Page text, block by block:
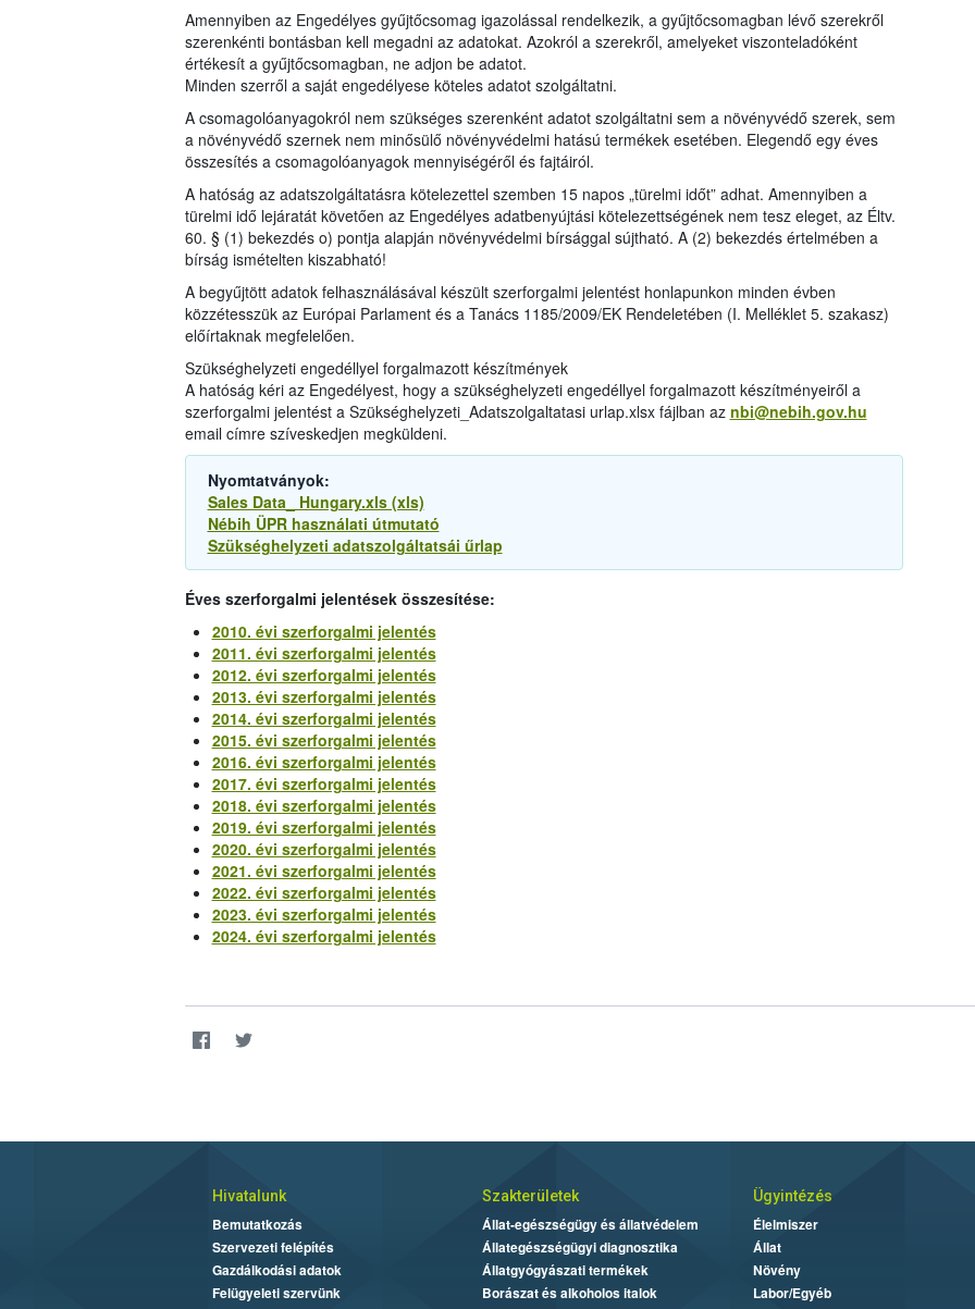
Amennyiben az Engedélyes gyűjtőcsomag igazolással rendelkezik, a gyűjtőcsomagban lévő szerekről
szerenkénti bontásban kell megadni az adatokat. Azokról a szerekről, amelyeket viszonteladóként
értékesít a gyűjtőcsomagban, ne adjon be adatot.
Minden szerről a saját engedélyese köteles adatot szolgáltatni.
A csomagolóanyagokról nem szükséges szerenként adatot szolgáltatni sem a növényvédő szerek, sem
a növényvédő szernek nem minősülő növényvédelmi hatású termékek esetében. Elegendő egy éves
összesítés a csomagolóanyagok mennyiségéről és fajtáiról.
A hatóság az adatszolgáltatásra kötelezettel szemben 15 napos „türelmi időt” adhat. Amennyiben a
türelmi idő lejáratát követően az Engedélyes adatbenyújtási kötelezettségének nem tesz eleget, az Éltv.
60. § (1) bekezdés o) pontja alapján növényvédelmi bírsággal sújtható. A (2) bekezdés értelmében a
bírság ismételten kiszabható!
A begyűjtött adatok felhasználásával készült szerforgalmi jelentést honlapunkon minden évben
közzétesszük az Európai Parlament és a Tanács 1185/2009/EK Rendeletében (I. Melléklet 5. szakasz)
előírtaknak megfelelően.
Szükséghelyzeti engedéllyel forgalmazott készítmények
A hatóság kéri az Engedélyest, hogy a szükséghelyzeti engedéllyel forgalmazott készítményeiről a
szerforgalmi jelentést a Szükséghelyzeti_Adatszolgaltatasi urlap.xlsx fájlban az nbi@nebih.gov.hu
email címre szíveskedjen megküldeni.
Nyomtatványok:
Sales Data_ Hungary.xls (xls)
Nébih ÜPR használati útmutató
Szükséghelyzeti adatszolgáltatsái űrlap
Éves szerforgalmi jelentések összesítése:
2010. évi szerforgalmi jelentés
2011. évi szerforgalmi jelentés
2012. évi szerforgalmi jelentés
2013. évi szerforgalmi jelentés
2014. évi szerforgalmi jelentés
2015. évi szerforgalmi jelentés
2016. évi szerforgalmi jelentés
2017. évi szerforgalmi jelentés
2018. évi szerforgalmi jelentés
2019. évi szerforgalmi jelentés
2020. évi szerforgalmi jelentés
2021. évi szerforgalmi jelentés
2022. évi szerforgalmi jelentés
2023. évi szerforgalmi jelentés
2024. évi szerforgalmi jelentés
Hivatalunk
Bemutatkozás
Szervezeti felépítés
Gazdálkodási adatok
Felügyeleti szervünk
Szakterületek
Állat-egészségügy és állatvédelem
Állategészségügyi diagnosztika
Állatgyógyászati termékek
Borászat és alkoholos italok
Ügyintézés
Élelmiszer
Állat
Növény
Labor/Egyéb